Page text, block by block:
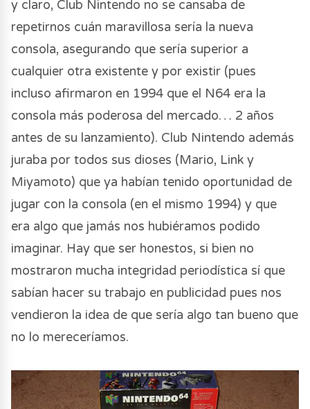
y claro, Club Nintendo no se cansaba de
repetirnos cuán maravillosa sería la nueva
consola, asegurando que sería superior a
cualquier otra existente y por existir (pues
incluso afirmaron en 1994 que el N64 era la
consola más poderosa del mercado… 2 años
antes de su lanzamiento). Club Nintendo además
juraba por todos sus dioses (Mario, Link y
Miyamoto) que ya habían tenido oportunidad de
jugar con la consola (en el mismo 1994) y que
era algo que jamás nos hubiéramos podido
imaginar. Hay que ser honestos, si bien no
mostraron mucha integridad periodística sí que
sabían hacer su trabajo en publicidad pues nos
vendieron la idea de que sería algo tan bueno que
no lo mereceríamos.